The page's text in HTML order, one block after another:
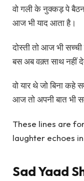
वो गली के नुक्कड़ पे
आज भी याद आता है।
दोस्ती तो आज भी सच्ची
बस अब वक़्त साथ नहीं
वो यार थे जो बिना कहे
आज तो अपनी बात भी
These lines are
laughter echoes
Sad Yaad